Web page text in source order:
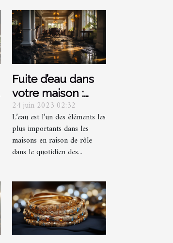
Fuite d’eau dans
votre maison :
Comment arriver
à détecter et les
précautions à
prendre plus
24 juin 2023 02:32
L’eau est l’un des éléments les
plus importants dans les
maisons en raison de rôle
dans le quotidien des...